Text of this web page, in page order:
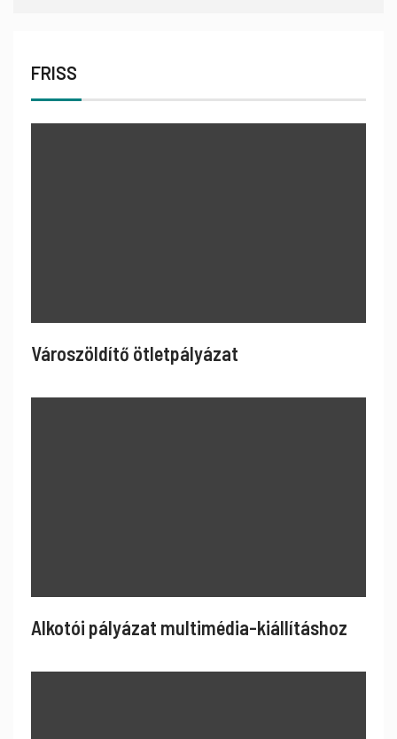
FRISS
Városzöldítő ötletpályázat
Alkotói pályázat multimédia-kiállításhoz